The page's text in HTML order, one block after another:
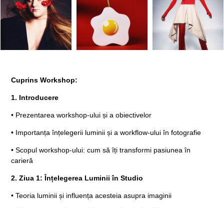
Cuprins Workshop:
1. Introducere
• Prezentarea workshop-ului și a obiectivelor
• Importanța înțelegerii luminii și a workflow-ului în fotografie
• Scopul workshop-ului: cum să îți transformi pasiunea în
carieră
2. Ziua 1: Înțelegerea Luminii în Studio
• Teoria luminii și influența acesteia asupra imaginii